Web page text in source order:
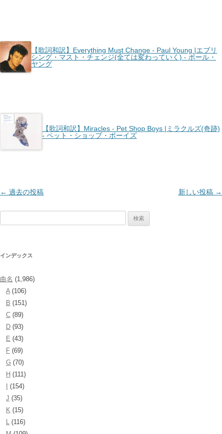
【歌詞和訳】Everything Must Change - Paul Young |エブリ
シング・マスト・チェンジ(全ては変わっていく) - ポール・
ヤング
【歌詞和訳】Miracles - Pet Shop Boys |ミラクルズ(奇跡)
- ペット・ショップ・ボーイズ
投
シ
ョ
← 過去の投稿 新しい投稿 →
インデックス
曲名 (1,986)
A(106)
B (151)
C (89)
D (93)
E (43)
F (69)
G (70)
H (111)
(154)
J (35)
K (15)
L (116)